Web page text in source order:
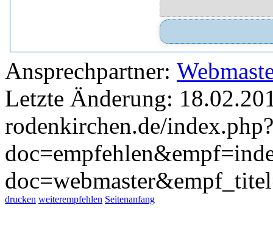
Ansprechpartner:
Letzte Änderung:
rodenkirchen.de/index.php?
drucken weiterempfehlen Seitenanfang